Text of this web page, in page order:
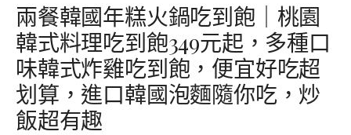
兩餐韓國年糕火鍋吃到飽｜桃園
韓式料理吃到飽349元起，多種口
味韓式炸雞吃到飽，便宜好吃超
划算，進口韓國泡麵隨你吃，炒
飯超有趣